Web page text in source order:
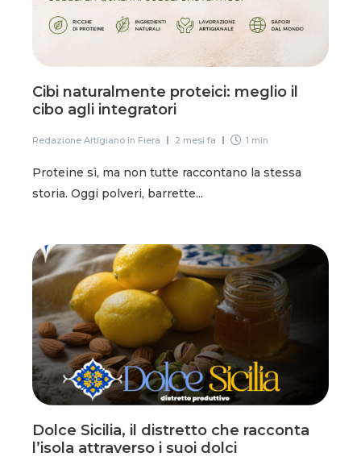
Cibi naturalmente proteici: meglio il
cibo agli integratori
Redazione Artigiano in Fiera 2 mesi fa 1 min
Proteine sì, ma non tutte raccontano la stessa
storia. Oggi polveri, barrette...
Dolce Sicilia, il distretto che racconta
l’isola attraverso i suoi dolci